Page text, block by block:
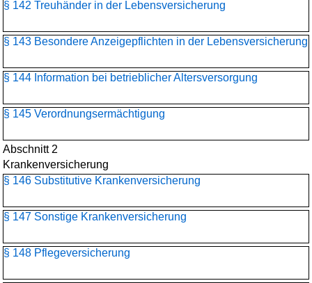
§ 142 Treuhänder in der Lebensversicherung
§ 143 Besondere Anzeigepflichten in der Lebensversicherung
§ 144 Information bei betrieblicher Altersversorgung
§ 145 Verordnungsermächtigung
Abschnitt 2
Krankenversicherung
§ 146 Substitutive Krankenversicherung
§ 147 Sonstige Krankenversicherung
§ 148 Pflegeversicherung